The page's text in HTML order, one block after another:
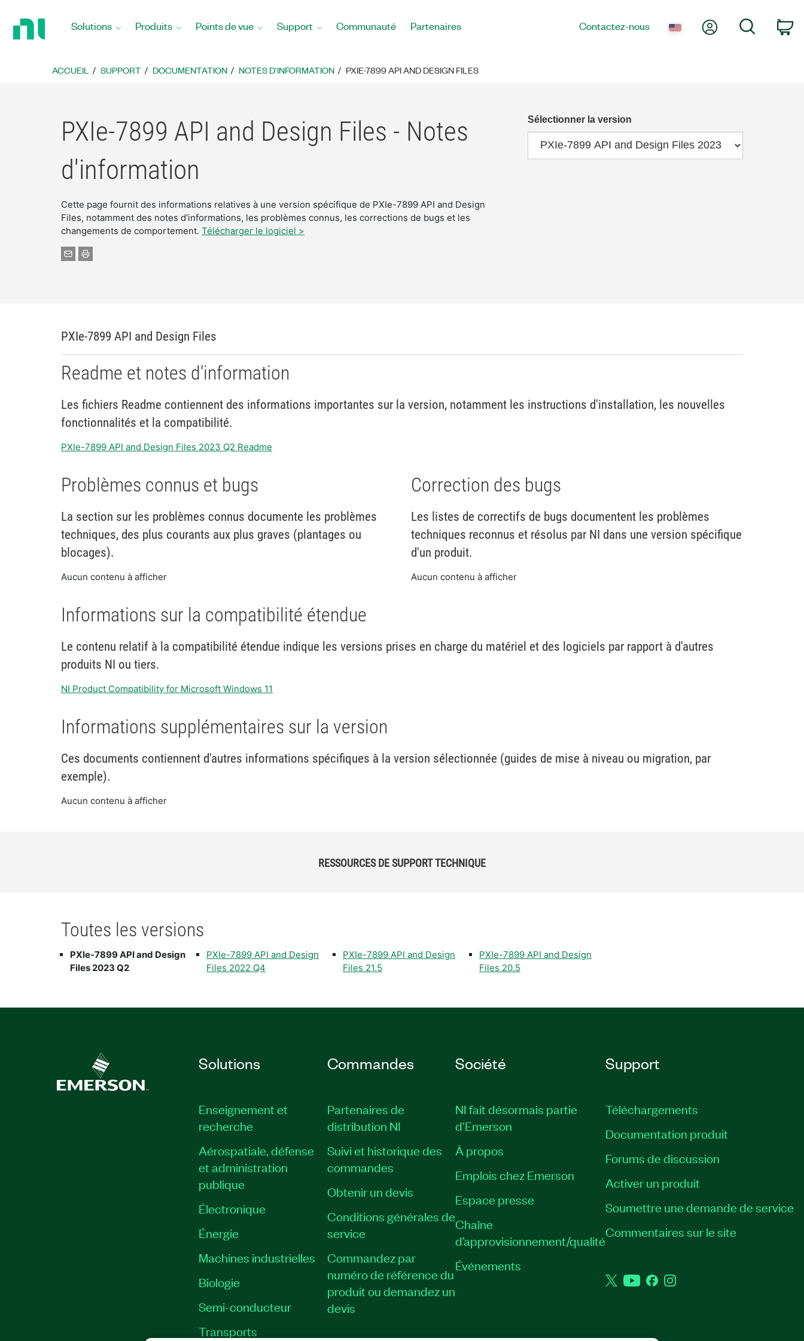
Solutions Produits Points de vue Support Communauté Partenaires Contactez-nous Mon compte
ACCUEIL SUPPORT DOCUMENTATION NOTES D'INFORMATION PXIE-7899 API AND DESIGN FILES
PXIe-7899 API and Design Files - Notes
d'information
Cette page fournit des informations relatives à une version spécifique de PXIe-7899 API and Design
Files, notamment des notes d’informations, les problèmes connus, les corrections de bugs et les
changements de comportement. Télécharger le logiciel >
Sélectionner la version
PXIe-7899 API and Design Files
Readme et notes d'information
Les fichiers Readme contiennent des informations importantes sur la version, notamment les instructions d'installation, les nouvelles
fonctionnalités et la compatibilité.
PXIe-7899 API and Design Files 2023 Q2 Readme
Problèmes connus et bugs
La section sur les problèmes connus documente les problèmes
techniques, des plus courants aux plus graves (plantages ou
blocages).
Aucun contenu à afficher
Correction des bugs
Les listes de correctifs de bugs documentent les problèmes
techniques reconnus et résolus par NI dans une version spécifique
d'un produit.
Aucun contenu à afficher
Informations sur la compatibilité étendue
Le contenu relatif à la compatibilité étendue indique les versions prises en charge du matériel et des logiciels par rapport à d'autres
produits NI ou tiers.
NI Product Compatibility for Microsoft Windows 11
Informations supplémentaires sur la version
Ces documents contiennent d'autres informations spécifiques à la version sélectionnée (guides de mise à niveau ou migration, par
exemple).
Aucun contenu à afficher
RESSOURCES DE SUPPORT TECHNIQUE
Toutes les versions
PXIe-7899 API and Design
Files 2023 Q2
PXIe-7899 API and Design
Files 2022 Q4
PXIe-7899 API and Design
Files 21.5
PXIe-7899 API and Design
Files 20.5
Solutions
Enseignement et
recherche
Aérospatiale, défense
et administration
publique
Électronique
Énergie​
Machines industrielles
Biologie
Semi-conducteur
Transports
Commandes
Partenaires de
distribution NI
Suivi et historique des
commandes
Obtenir un devis
Conditions générales de
service
Commandez par
numéro de référence du
produit ou demandez un
devis
Société
NI fait désormais partie
d'Emerson
À propos
Emplois chez Emerson
Espace presse
Chaîne
d’approvisionnement/qualité
Événements
Support
Téléchargements
Documentation produit
Forums de discussion
Activer un produit
Soumettre une demande de service
Commentaires sur le site
TwitterYouTubeFacebookInstagram